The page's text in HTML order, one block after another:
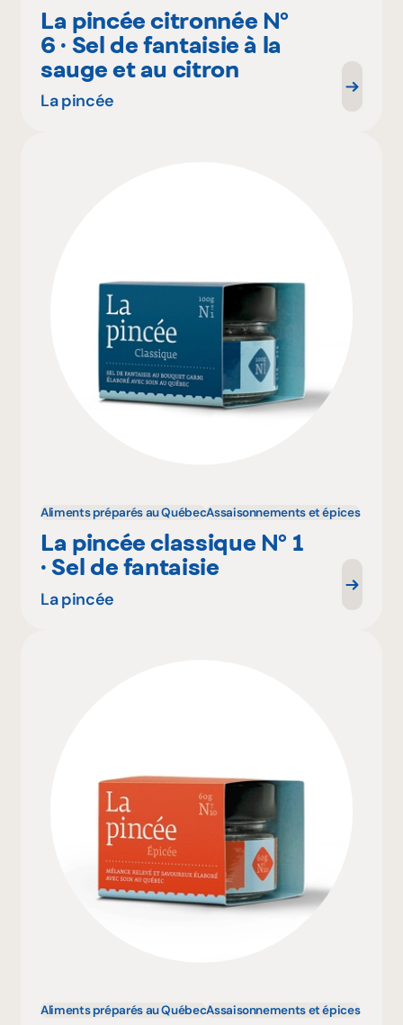
La pincée citronnée N°
6 · Sel de fantaisie à la
sauge et au citron
La pincée
Aliments préparés au QuébecAssaisonnements et épices
La pincée classique N° 1
· Sel de fantaisie
La pincée
Aliments préparés au QuébecAssaisonnements et épices